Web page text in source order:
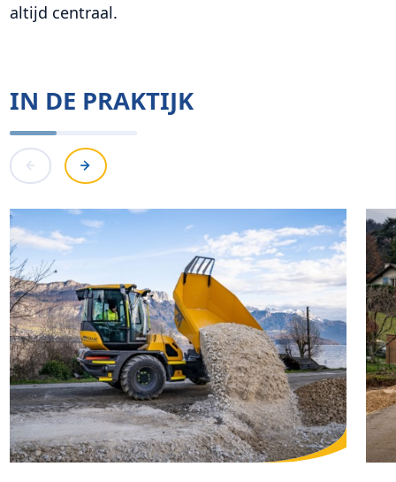
altijd centraal.
IN DE PRAKTIJK